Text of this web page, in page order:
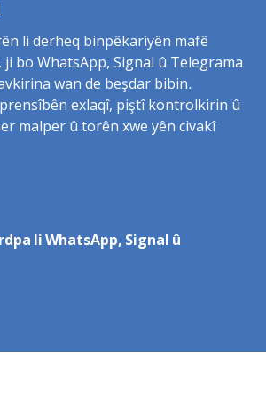
li derheq binpêkariyên mafê
bo WhatsApp, Signal û Telegrama
wan de beşdar bibin.
exlaqî, piştî kontrolkirin û
malper û torên xwe yên civakî
li WhatsApp, Signal û